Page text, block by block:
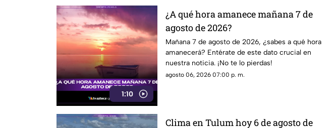
1:10
¿A qué hora amanece mañana 7 de
agosto de 2026?
Mañana 7 de agosto de 2026, ¿sabes a qué hora
amanecerá? Entérate de este dato crucial en
nuestra noticia. ¡No te lo pierdas!
agosto 06, 2026 07:00 p. m.
Clima en Tulum hoy 6 de agosto de